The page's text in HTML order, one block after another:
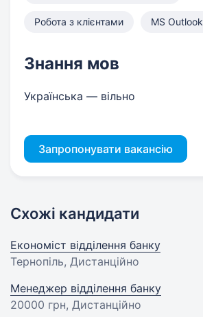
Робота з клієнтами MS Outlook
Знання мов
Українська — вільно
Запропонувати вакансію
Схожі кандидати
Економіст відділення банку
Тернопіль, Дистанційно
Менеджер відділення банку
20000 грн, Дистанційно